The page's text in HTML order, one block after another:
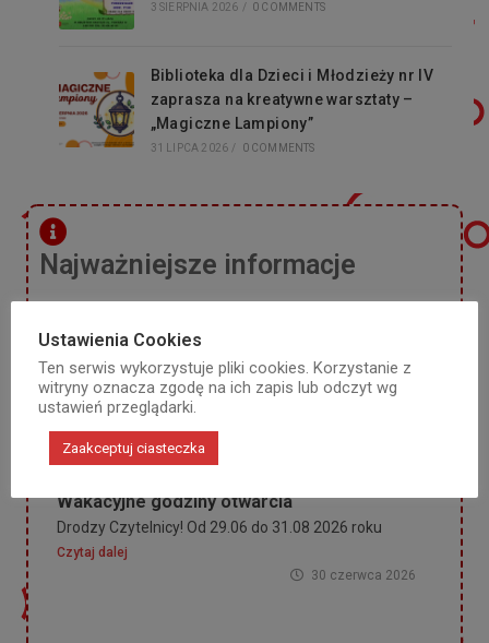
3 SIERPNIA 2026 / 0 COMMENTS
Biblioteka dla Dzieci i Młodzieży nr IV
zaprasza na kreatywne warsztaty –
„Magiczne Lampiony”
31 LIPCA 2026 / 0 COMMENTS
Najważniejsze informacje
Zamknięcie Wypożyczalni Nr 46
Uwaga! Informujemy, że od 13 lipca Wypożyczalnia nr
Czytaj dalej
Wakacyjne godziny otwarcia
Drodzy Czytelnicy! Od 29.06 do 31.08 2026 roku
Czytaj dalej
30 czerwca 2026
Ustawienia Cookies
Ten serwis wykorzystuje pliki cookies. Korzystanie z
witryny oznacza zgodę na ich zapis lub odczyt wg
ustawień przeglądarki.
Zaakceptuj ciasteczka